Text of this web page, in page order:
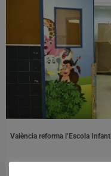
València reforma l’Escola